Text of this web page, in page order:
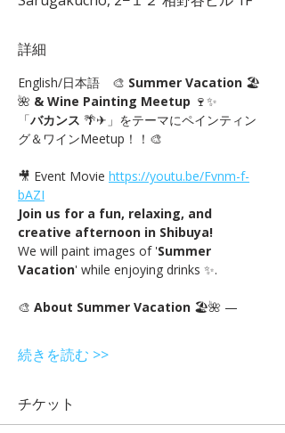
詳細
English/日本語　🎨 Summer Vacation 🏖
🌺 & Wine Painting Meetup 🍷✨
「バカンス 🌴✈」をテーマにペインティン
グ＆ワインMeetup！！🎨
🎥 Event Movie https://youtu.be/Fvnm-f-
bAZI
Join us for a fun, relaxing, and
creative afternoon in Shibuya!
We will paint images of 'Summer
Vacation' while enjoying drinks ✨.
🎨 About Summer Vacation 🏖🌺 —
続きを読む >>
チケット